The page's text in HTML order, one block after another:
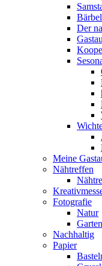
Der
Meine
Nähtreffen
Fotografie
Natur
Garten
Nachhaltig
Papier